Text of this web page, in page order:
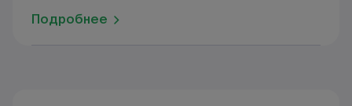
Подробнее